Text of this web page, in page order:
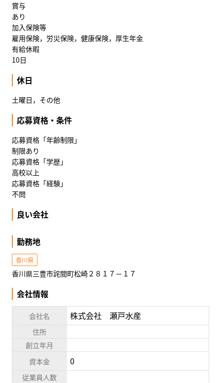
賞与
あり
加入保険等
雇用保険，労災保険，健康保険，厚生年金
有給休暇
10日
休日
土曜日，その他
応募資格・条件
応募資格「年齢制限」
制限あり
応募資格「学歴」
高校以上
応募資格「経験」
不問
良い会社
勤務地
香川県
香川県三豊市詫間町松崎２８１７－１７
会社情報
会社名 株式会社 瀬戸水産
住所
創立年月
資本金
0
従業員人数